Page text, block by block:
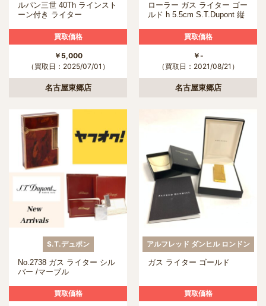
ルパン三世 40Th ラインスト
ーン付き ライター
買取価格
￥5,000
（買取日：2025/07/01）
名古屋東郷店
ローラー ガス ライター ゴー
ルド h 5.5cm S.T.Dupont 縦
買取価格
￥-
（買取日：2021/08/21）
名古屋東郷店
S.T.デュポン
No.2738 ガス ライター シル
バー /マーブル
買取価格
アルフレッド ダンヒル ロンドン
ガス ライター ゴールド
買取価格